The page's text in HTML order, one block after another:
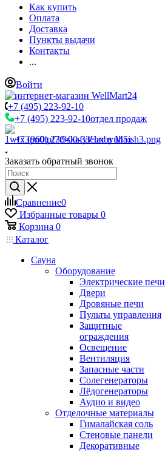
Как купить
Оплата
Доставка
Пункты выдачи
Контакты
...
Войти
+7 (495) 223-92-10
+7 (495) 223-92-10отдел продаж
+7 (960) 230-00-33Чат в Max
Заказать обратный звонок
Сравнение0
Избранные товары 0
Корзина 0
Каталог
Сауна
Оборудование
Электрические печи
Двери
Дровяные печи
Пульты управления
Защитные
ограждения
Освещение
Вентиляция
Запасные части
Солегенераторы
Лёдогенераторы
Аудио и видео
Отделочные материалы
Гималайская соль
Стеновые панели
Декоративные